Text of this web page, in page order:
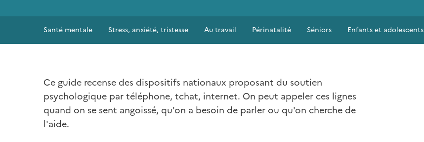
Santé mentale Stress, anxiété, tristesse Au travail Périnatalité Séniors Enfants et adolescents
Ce guide recense des dispositifs nationaux proposant du soutien
psychologique par téléphone, tchat, internet. On peut appeler ces lignes
quand on se sent angoissé, qu'on a besoin de parler ou qu'on cherche de
l'aide.